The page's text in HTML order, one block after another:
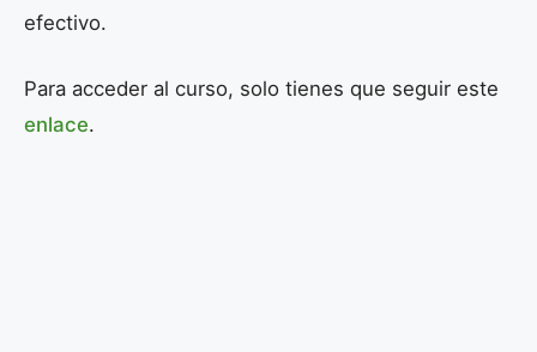
efectivo.
Para acceder al curso, solo tienes que seguir este
enlace.